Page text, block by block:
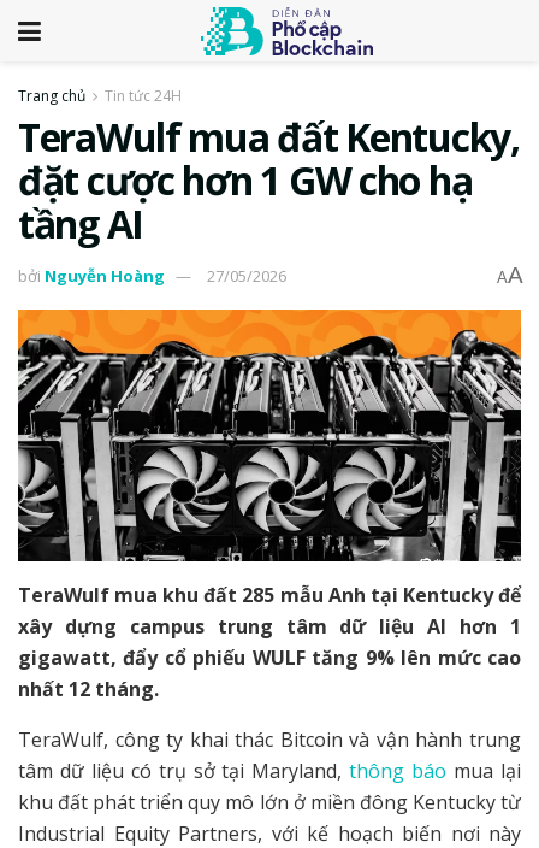
Trang chủ Tin tức 24H
TeraWulf mua đất Kentucky,
đặt cược hơn 1 GW cho hạ
tầng AI
bởi Nguyễn Hoàng 27/05/2026 AA
TeraWulf mua khu đất 285 mẫu Anh tại Kentucky để
xây dựng campus trung tâm dữ liệu AI hơn 1
gigawatt, đẩy cổ phiếu WULF tăng 9% lên mức cao
nhất 12 tháng.
TeraWulf, công ty khai thác Bitcoin và vận hành trung
tâm dữ liệu có trụ sở tại Maryland,thông báo mua lại
khu đất phát triển quy mô lớn ở miền đông Kentucky từ
Industrial Equity Partners, với kế hoạch biến nơi này